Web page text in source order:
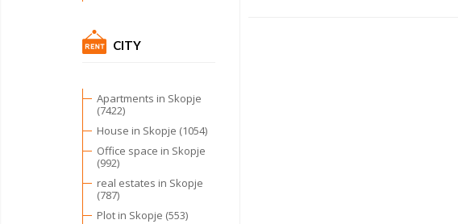
CITY
Apartments in Skopje
(7422)
House in Skopje (1054)
Office space in Skopje
(992)
real estates in Skopje
(787)
Plot in Skopje (553)